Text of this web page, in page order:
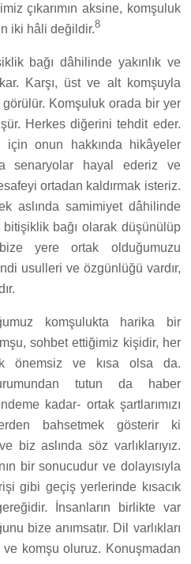
çıkarımın aksine, komşuluk
iki hâli değildir.8
bağı dâhilinde yakınlık ve
Karşı, üst ve alt komşuyla
Komşuluk orada bir yer
Herkes diğerini tehdit eder.
için onun hakkında hikâyeler
senaryolar hayal ederiz ve
ortadan kaldırmak isteriz.
aslında samimiyet dâhilinde
bağı olarak düşünülüp
bize yere ortak olduğumuzu
usulleri ve özgünlüğü vardır,
komşulukta harika bir
sohbet ettiğimiz kişidir, her
önemsiz ve kısa olsa da.
tutun da haber
kadar- ortak şartlarımızı
bahsetmek gösterir ki
biz aslında söz varlıklarıyız.
bir sonucudur ve dolayısıyla
gibi geçiş yerlerinde kısacık
İnsanların birlikte var
bize anımsatır. Dil varlıkları
komşu oluruz. Konuşmadan